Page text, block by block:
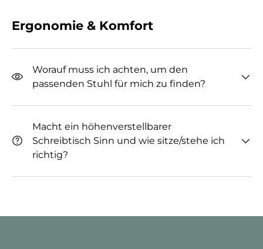
Ergonomie & Komfort
Worauf muss ich achten, um den
passenden Stuhl für mich zu finden?
Macht ein höhenverstellbarer
Schreibtisch Sinn und wie sitze/stehe ich
richtig?